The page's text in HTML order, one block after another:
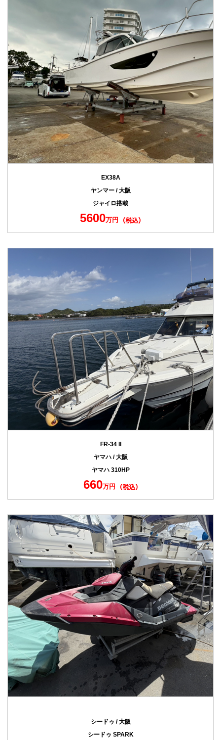
EX38A
ヤンマー / 大阪
ジャイロ搭載
5600万円
FR-34 II
ヤマハ / 大阪
ヤマハ 310HP
660万円
シードゥ / 大阪
シードゥ SPARK